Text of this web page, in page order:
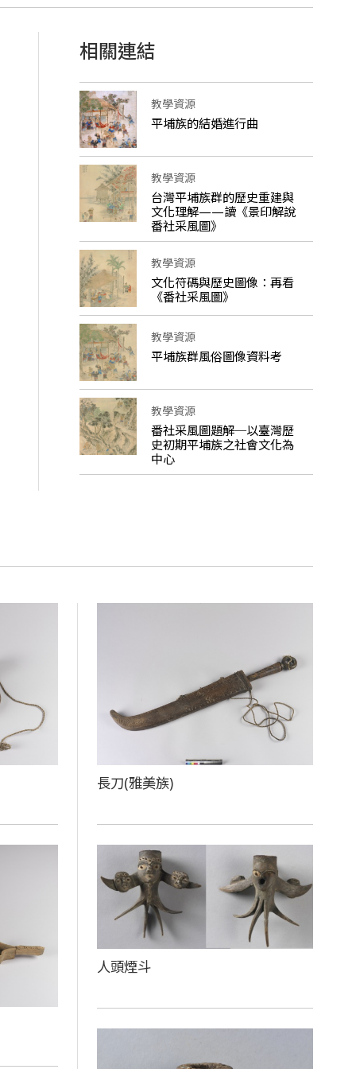
相關連結
教學資源
平埔族的結婚進行曲
教學資源
台灣平埔族群的歷史重建與
文化理解——讀《景印解說
番社采風圖》
教學資源
文化符碼與歷史圖像：再看
《番社采風圖》
教學資源
平埔族群風俗圖像資料考
教學資源
番社采風圖題解─以臺灣歷
史初期平埔族之社會文化為
中心
長刀(雅美族)
人頭煙斗